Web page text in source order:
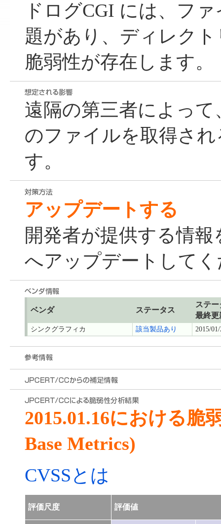
ドログCGI には、フ
題があり、ディレク
脆弱性が存在します。
遠隔の第三者によっ
のファイルを取得さ
す。
アップデートする
開発者が提供する情
へアップデートして
ベンダ ステータス
ステー
最終更
シンクグラフィカ 該当製品あり 2015/01/
2015.01.16における脆
Base Metrics)
CVSSとは
評価尺度 評価値